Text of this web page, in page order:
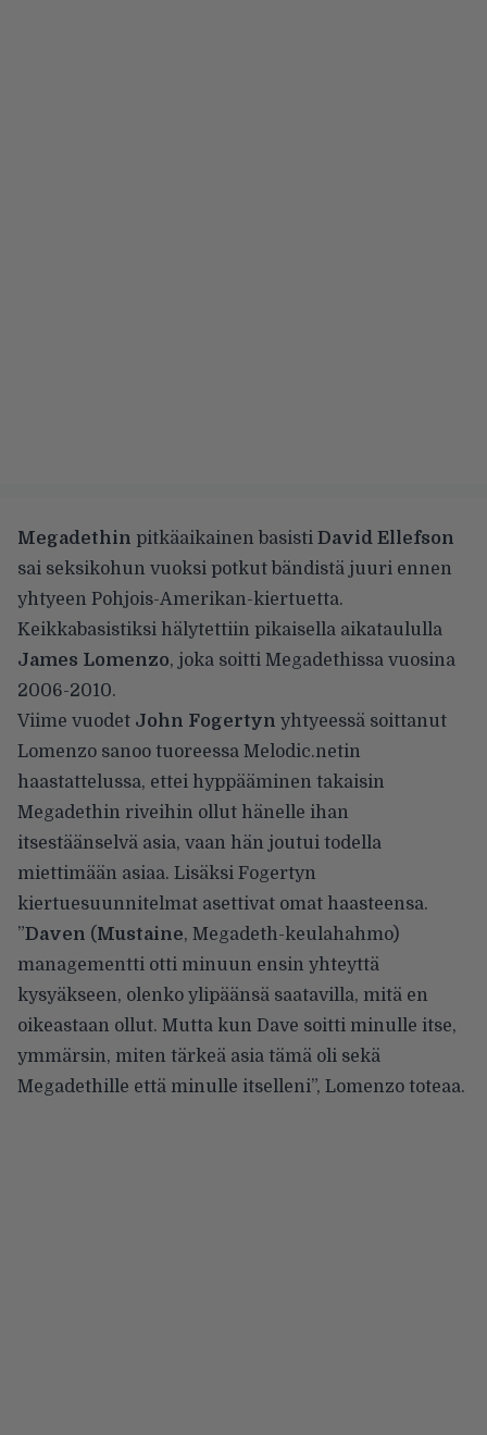
Megadethin pitkäaikainen basisti David Ellefson
sai seksikohun vuoksi potkut bändistä juuri ennen
yhtyeen Pohjois-Amerikan-kiertuetta.
Keikkabasistiksi hälytettiin pikaisella aikataululla
James Lomenzo, joka soitti Megadethissa vuosina
2006-2010.
Viime vuodet John Fogertyn yhtyeessä soittanut
Lomenzo sanoo tuoreessa Melodic.netin
haastattelussa, ettei hyppääminen takaisin
Megadethin riveihin ollut hänelle ihan
itsestäänselvä asia, vaan hän joutui todella
miettimään asiaa. Lisäksi Fogertyn
kiertuesuunnitelmat asettivat omat haasteensa.
”Daven (Mustaine, Megadeth-keulahahmo)
managementti otti minuun ensin yhteyttä
kysyäkseen, olenko ylipäänsä saatavilla, mitä en
oikeastaan ollut. Mutta kun Dave soitti minulle itse,
ymmärsin, miten tärkeä asia tämä oli sekä
Megadethille että minulle itselleni”, Lomenzo toteaa.